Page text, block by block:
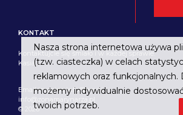
Nasza strona internetowa używa
(tzw. ciasteczka) w celach
reklamowych oraz funkcjonalnych.
możemy indywidualnie
twoich potrzeb.
KONTAKT
Kontaktujcie się śmiało i w każdej sprawie.
Kasia
Email imagine.info@wp.pl
info@zonamarynarza.pl
© 2026